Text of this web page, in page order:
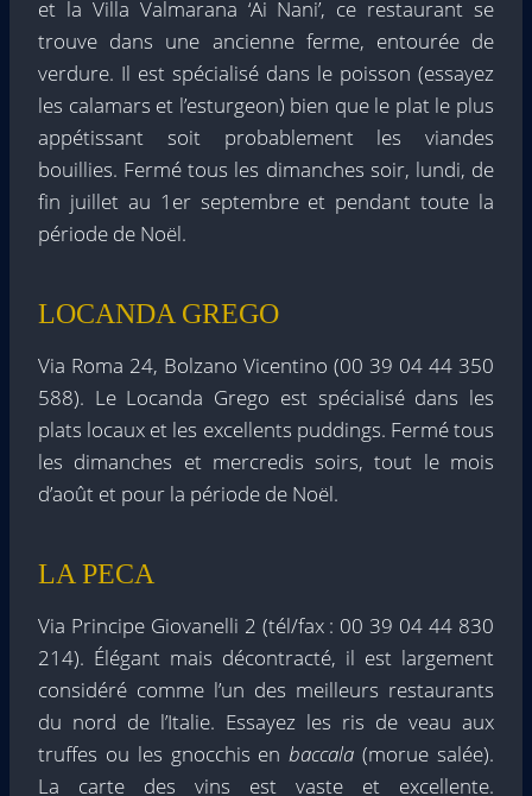
et la Villa Valmarana ‘Ai Nani’, ce restaurant se
trouve dans une ancienne ferme, entourée de
verdure. Il est spécialisé dans le poisson (essayez
les calamars et l’esturgeon) bien que le plat le plus
appétissant soit probablement les viandes
bouillies. Fermé tous les dimanches soir, lundi, de
fin juillet au 1er septembre et pendant toute la
période de Noël.
LOCANDA GREGO
Via Roma 24, Bolzano Vicentino (00 39 04 44 350
588). Le Locanda Grego est spécialisé dans les
plats locaux et les excellents puddings. Fermé tous
les dimanches et mercredis soirs, tout le mois
d’août et pour la période de Noël.
LA PECA
Via Principe Giovanelli 2 (tél/fax : 00 39 04 44 830
214). Élégant mais décontracté, il est largement
considéré comme l’un des meilleurs restaurants
du nord de l’Italie. Essayez les ris de veau aux
truffes ou les gnocchis enbaccala (morue salée).
La carte des vins est vaste et excellente.